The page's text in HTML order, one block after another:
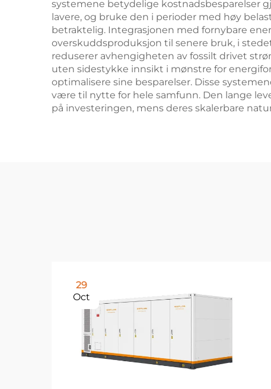
systemene betydelige kostnadsbesparelser
lavere, og bruke den i perioder med høy
betraktelig. Integrasjonen med fornybare
overskuddsproduksjon til senere bruk, i
reduserer avhengigheten av fossilt drivet
uten sidestykke innsikt i mønstre for
optimalisere sine besparelser. Disse
være til nytte for hele samfunn. Den lange
på investeringen, mens deres skalerbare
29
Oct